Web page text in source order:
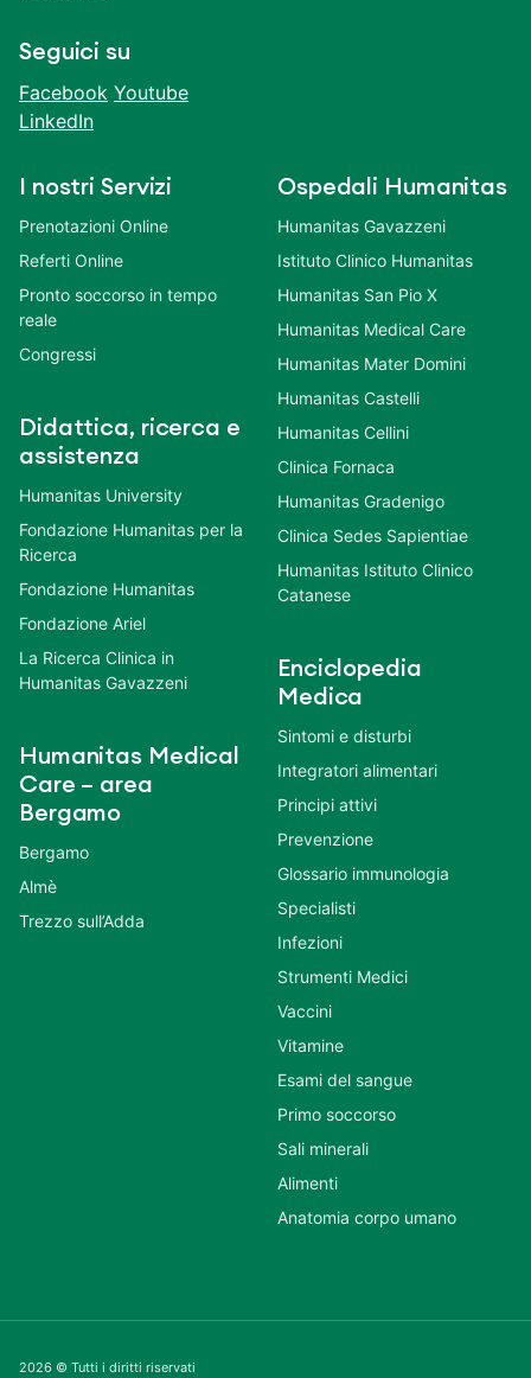
Seguici su
Facebook Youtube
LinkedIn
I nostri Servizi
Prenotazioni Online
Referti Online
Pronto soccorso in tempo
reale
Congressi
Didattica, ricerca e
assistenza
Humanitas University
Fondazione Humanitas per la
Ricerca
Fondazione Humanitas
Fondazione Ariel
La Ricerca Clinica in
Humanitas Gavazzeni
Humanitas Medical
Care – area
Bergamo
Bergamo
Almè
Trezzo sull’Adda
Ospedali Humanitas
Humanitas Gavazzeni
Istituto Clinico Humanitas
Humanitas San Pio X
Humanitas Medical Care
Humanitas Mater Domini
Humanitas Castelli
Humanitas Cellini
Clinica Fornaca
Humanitas Gradenigo
Clinica Sedes Sapientiae
Humanitas Istituto Clinico
Catanese
Enciclopedia
Medica
Sintomi e disturbi
Integratori alimentari
Principi attivi
Prevenzione
Glossario immunologia
Specialisti
Infezioni
Strumenti Medici
Vaccini
Vitamine
Esami del sangue
Primo soccorso
Sali minerali
Alimenti
Anatomia corpo umano
2026 © Tutti i diritti riservati